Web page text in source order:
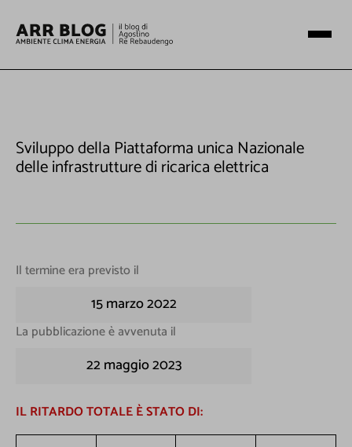
Sviluppo della Piattaforma unica Nazionale
delle infrastrutture di ricarica elettrica
Il termine era previsto il
15 marzo 2022
La pubblicazione è avvenuta il
22 maggio 2023
IL RITARDO TOTALE È STATO DI: